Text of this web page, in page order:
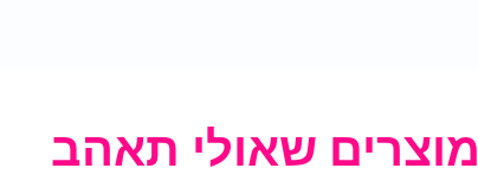
מוצרים שאולי תאהב